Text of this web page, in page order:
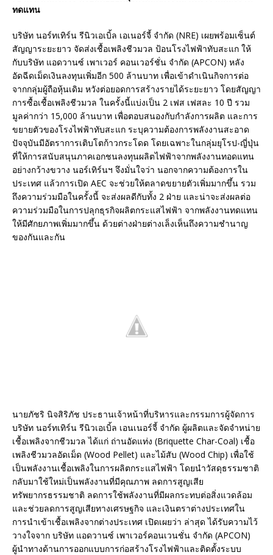
ทดแทน
บริษัท นอร์ทเทิร์น รีนิวเอเบิ้ล เอเนอร์จี้ จำกัด (NRE) เผยพร้อมเซ็นต์
สัญญาระยะยาว จัดส่งเชื้อเพลิงชีวมวล ป้อนโรงไฟฟ้าทับสะแก ให้
กับบริษัท แอดวานซ์ เพาเวอร์ คอนเวอร์ชั่น จำกัด (APCON) หลัง
อัดฉีดเม็ดเงินลงทุนเพิ่มอีก 500 ล้านบาท เพื่อเข้าดำเนินกิจการต่อ
จากกลุ่มผู้ถือหุ้นเดิม หวังต่อยอดการสร้างรายได้ระยะยาว โดยสัญญา
การซื้อเชื้อเพลิงชีวมวล ในครั้งนี้แบ่งเป็น 2 เฟส เฟสละ 10 ปี รวม
มูลค่ากว่า 15,000 ล้านบาท เพื่อตอบสนองกับกำลังการผลิต และการ
ขยายตัวของโรงไฟฟ้าทับสะแก ระบุความต้องการพลังงานสะอาด
ปัจจุบันมีอัตราการเติบโตก้าวกระโดด โดยเฉพาะในกลุ่มยุโรป-ญี่ปุ่น
ที่ให้การสนับสนุนภาคเอกชนลงทุนผลิตไฟฟ้าจากพลังงานทอดแทน
อย่างกว้างขวาง นอร์เทิร์นฯ จึงมั่นใจว่า นอกจากความต้องการใน
ประเทศ แล้วการเปิด AEC จะช่วยให้ตลาดขยายตัวเพิ่มมากขึ้น รวม
ถึงความร่วมมือในครั้งนี้ จะส่งผลดีกับทั้ง 2 ฝ่าย และน่าจะส่งผลต่อ
ความร่วมมือในการปลุกธุรกิจผลิตกระแสไฟฟ้า จากพลังงานทดแทน
ให้มีศักยภาพเพิ่มมากขึ้น ด้วยต่างฝ่ายต่างเล็งเห็นถึงความชำนาญ
ของกันและกัน
นายภัชริ นิจสิริภัช ประธานเจ้าหน้าที่บริหารและกรรมการผู้จัดการ
บริษัท นอร์ทเทิร์น รีนิวเอเบิ้ล เอนเนอร์จี้ จำกัด ผู้ผลิตและจัดจำหน่าย
เชื้อเพลิงจากชีวมวล ได้แก่ ถ่านอัดแท่ง (Briquette Char-Coal) เชื้อ
เพลิงชีวมวลอัดเม็ด (Wood Pellet) และไม้สับ (Wood Chip) เพื่อใช้
เป็นพลังงานเชื้อเพลิงในการผลิตกระแสไฟฟ้า โดยนำวัสดุธรรมชาติ
กลับมาใช้ใหม่เป็นพลังงานที่มีคุณภาพ ลดการสูญเสีย
ทรัพยากรธรรมชาติ ลดการใช้พลังงานที่มีผลกระทบต่อสิ่งแวดล้อม
และช่วยลดการสูญเสียทางเศรษฐกิจ และเงินตราต่างประเทศใน
การนำเข้าเชื้อเพลิงจากต่างประเทศ เปิดเผยว่า ล่าสุด ได้รับความไว้
วางใจจาก บริษัท แอดวานซ์ เพาเวอร์คอนเวนชั่น จำกัด (APCON)
ผู้นำทางด้านการออกแบบการก่อสร้างโรงไฟฟ้าและติดตั้งระบบ